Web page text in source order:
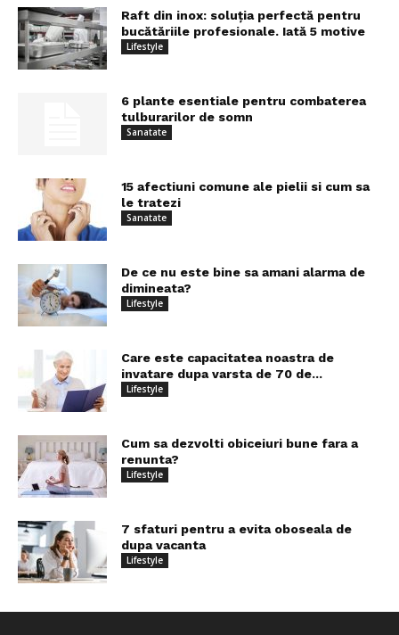
Raft din inox: soluția perfectă pentru
bucătăriile profesionale. Iată 5 motive
Lifestyle
6 plante esentiale pentru combaterea
tulburarilor de somn
Sanatate
15 afectiuni comune ale pielii si cum sa
le tratezi
Sanatate
De ce nu este bine sa amani alarma de
dimineata?
Lifestyle
Care este capacitatea noastra de
invatare dupa varsta de 70 de...
Lifestyle
Cum sa dezvolti obiceiuri bune fara a
renunta?
Lifestyle
7 sfaturi pentru a evita oboseala de
dupa vacanta
Lifestyle